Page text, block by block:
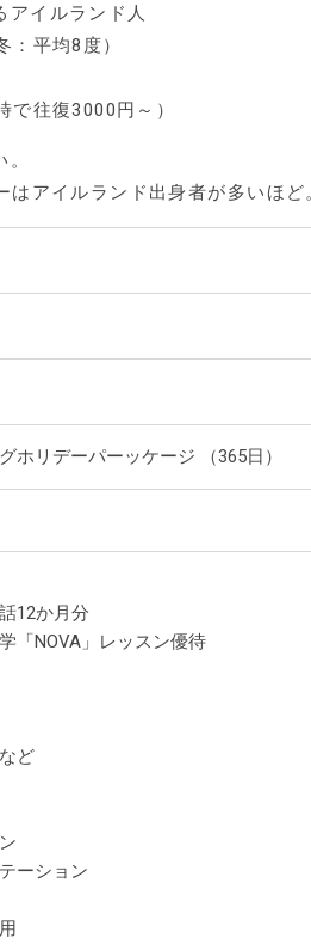
アイルランド人
平均8度）
往復3000円～）
アイルランド出身者が多いほど
リデーパーッケージ （365日）
12か月分
「NOVA」レッスン優待
き
ど
ン
テーション
用